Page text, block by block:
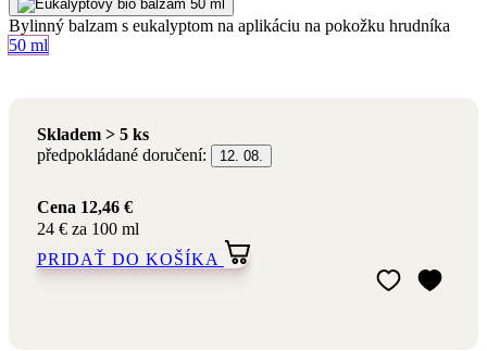
Bylinný balzam s eukalyptom na aplikáciu na pokožku hrudníka
Objem
50 ml
Skladem > 5 ks
předpokládané doručení:
12. 08.
Cena 12,46 €
24 € za 100 ml
PRIDAŤ DO KOŠÍKA